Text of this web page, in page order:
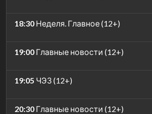
18:30 Неделя. Главное (12+)
19:00 Главные новости (12+)
19:05 ЧЭЗ (12+)
20:30 Главные новости (12+)